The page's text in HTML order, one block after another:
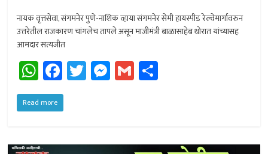
नायक वृत्तसेवा, संगमनेर पुणे-नाशिक व्हाया संगमनेर सेमी हायस्पीड रेल्वेमार्गावरुन
उत्तरेतील राजकारण चांगलेच तापले असून माजीमंत्री बाळासाहेब थोरात यांच्यासह
आमदार सत्यजीत
W
h
at
p
Fa
ce
b
ok
T
wi
M
es
ge
G
m
Read more